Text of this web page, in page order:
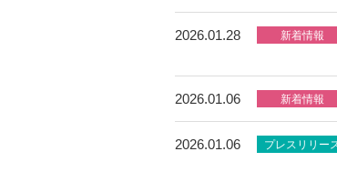
2026.01.28
2026.01.06
2026.01.06